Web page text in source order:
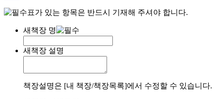
표가 있는 항목은 반드시 기재해 주셔야 합니다.
새책장 명
새책장 설명
책장설명은 [내 책장/책장목록]에서 수정할 수 있습니다.